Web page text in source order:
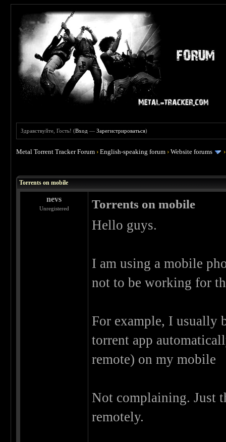
Здравствуйте, Гость! (Вход —Зарегистрироваться)
Metal Torrent Tracker Forum ›English-speaking forum ›Website forums
Torrents on mobile
nevs
Unregistered Torrents on mobile
Hello guys.
I am using a mobile
not to be working for
For example, I usually
torrent app
remote) on my mobile
Not complaining. Just
remotely.